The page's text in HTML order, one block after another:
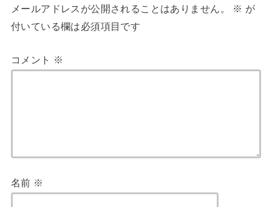
メールアドレスが公開されることはありません。 ※ が
付いている欄は必須項目です
コメント ※
名前 ※